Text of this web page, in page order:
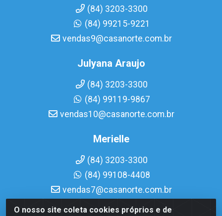
O nosso site coleta cookies próprios e de
(84) 3203-3300
(84) 99215-9221
vendas9@casanorte.com.br
Julyana Araujo
(84) 3203-3300
(84) 99119-9867
vendas10@casanorte.com.br
Merielle
(84) 3203-3300
(84) 99108-4408
vendas7@casanorte.com.br